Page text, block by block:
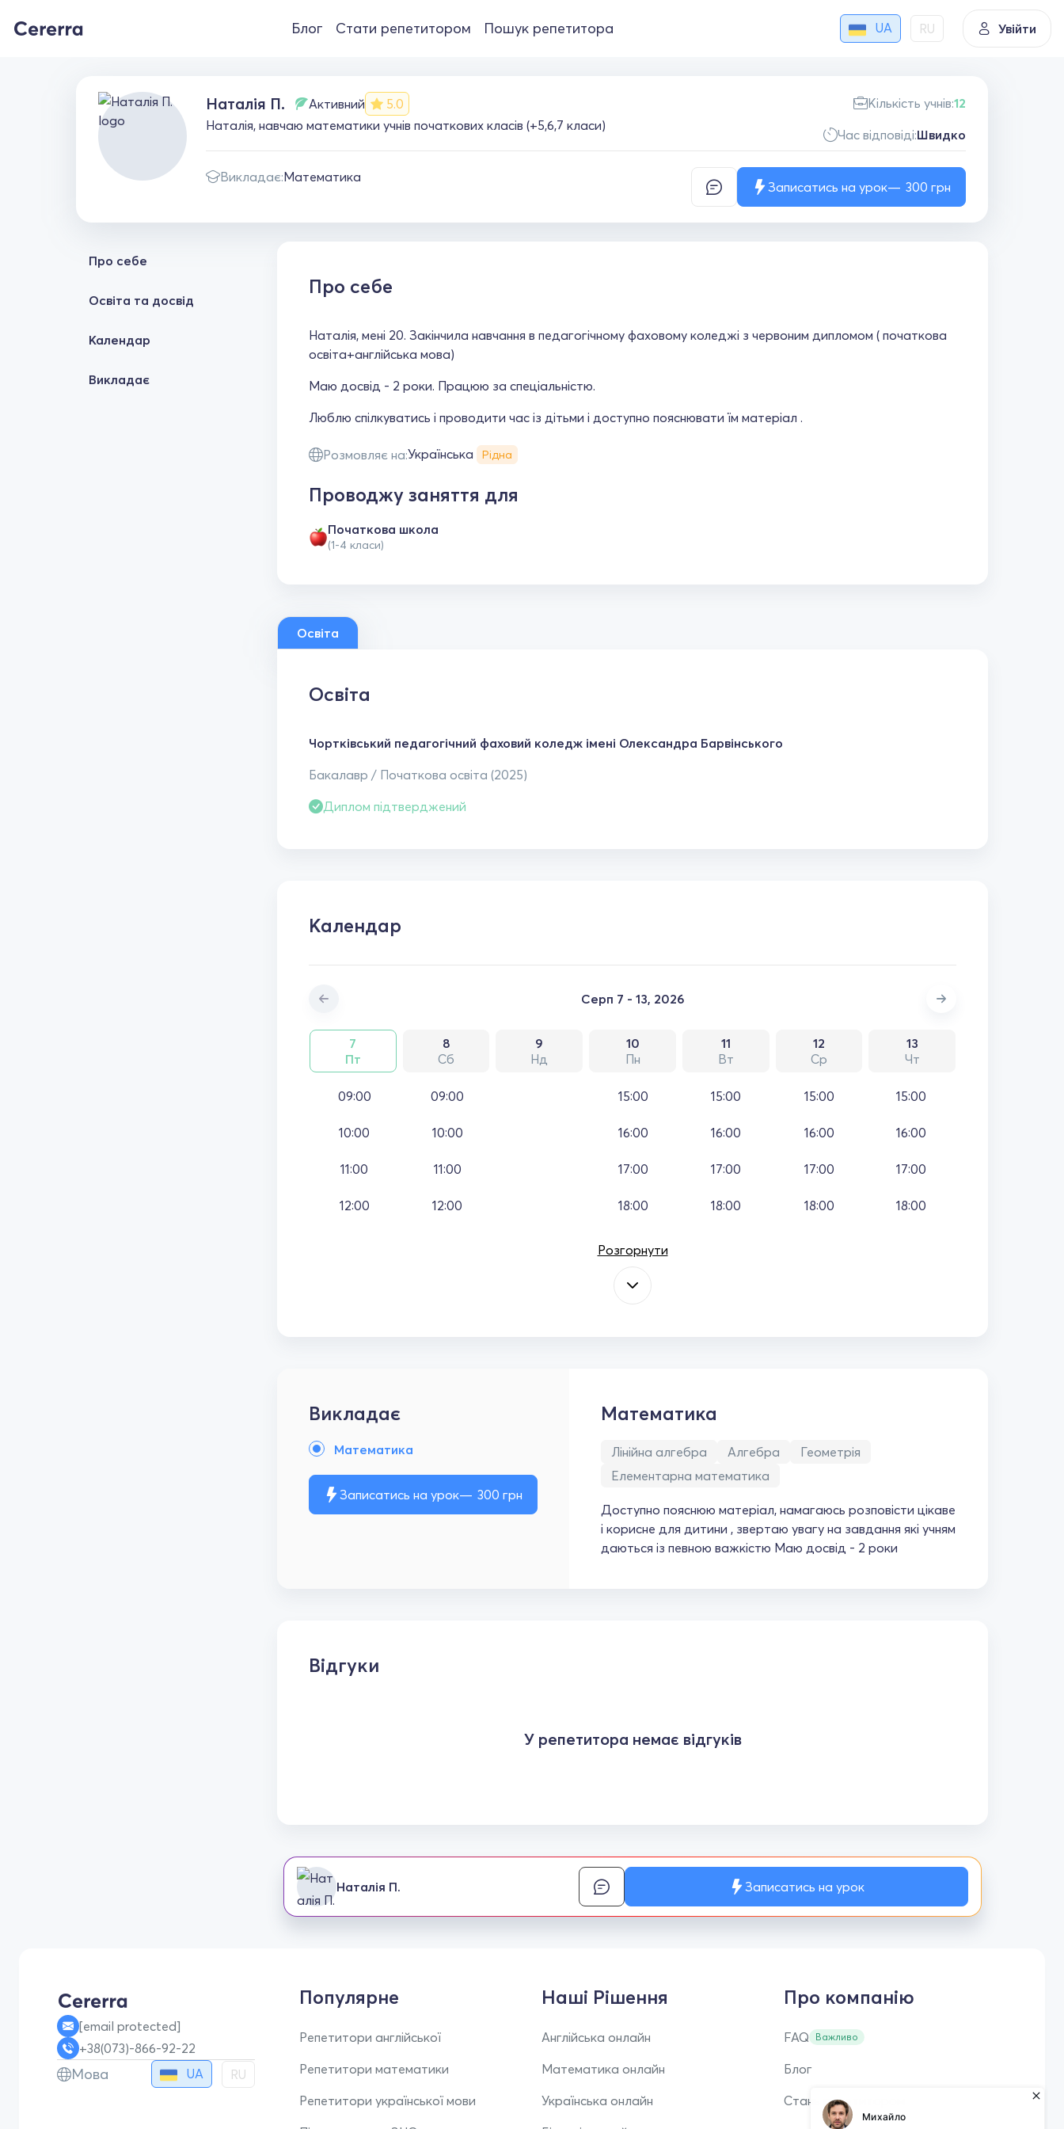
Блог Стати репетитором Пошук репетитора UA RU Увійти
Наталія П. Активний
5.0
Наталія, навчаю математики учнів початкових класів (+5,6,7 класи)
Викладає:Математика
Кількість учнів:12
Час відповіді:Швидко
Записатись на урок 300 грн
Про себе
Освіта та досвід
Календар
Викладає
Про себе
Наталія, мені 20. Закінчила навчання в педагогічному фаховому коледжі з червоним дипломом ( початкова
освіта+англійська мова)
Маю досвід - 2 роки. Працюю за спеціальністю.
Люблю спілкуватись і проводити час із дітьми і доступно пояснювати їм матеріал .
Розмовляє на:Українська Рідна
Проводжу заняття для
Початкова школа
(1-4 класи)
Освіта
Освіта
Чортківський педагогічний фаховий коледж імені Олександра Барвінського
Бакалавр / Початкова освіта (2025)
Диплом підтверджений
Календар
Серп 7 - 13, 2026
7
Пт
8
Сб
9
Нд
10
Пн
11
Вт
12
Ср
13
Чт
09:00
10:00
11:00
12:00
09:00
10:00
11:00
12:00
15:00
16:00
17:00
18:00
15:00
16:00
17:00
18:00
15:00
16:00
17:00
18:00
15:00
16:00
17:00
18:00
Розгорнути
Викладає
Математика
Записатись на урок 300 грн
Математика
Лінійна алгебра Алгебра
Геометрія
Елементарна математика
Доступно пояснюю матеріал, намагаюсь розповісти цікаве
і корисне для дитини , звертаю увагу на завдання які учням
даються із певною важкістю Маю досвід - 2 роки
Відгуки
У репетитора немає відгуків
Наталія П. Записатись на урок
[email protected]
+38(073)-866-92-22
Мова UA RU
Популярне
Репетитори англійської
Репетитори математики
Репетитори української мови
Наші Рішення
Англійська онлайн
Математика онлайн
Українська онлайн
Про компанію
FAQ Важливо
Блог
Стань репетитором